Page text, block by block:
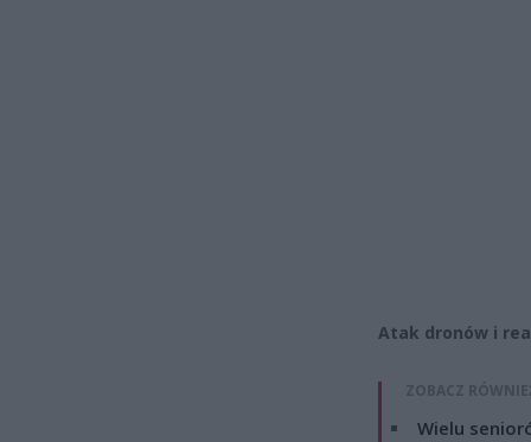
Atak dronów i
ZOBACZ
Wielu